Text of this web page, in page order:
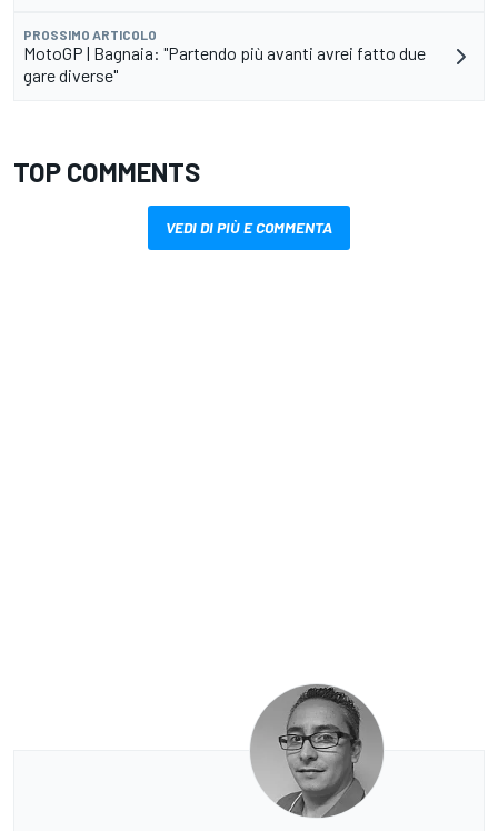
PROSSIMO ARTICOLO
MotoGP | Bagnaia: "Partendo più avanti avrei fatto due
gare diverse"
TOP COMMENTS
VEDI DI PIÙ E COMMENTA